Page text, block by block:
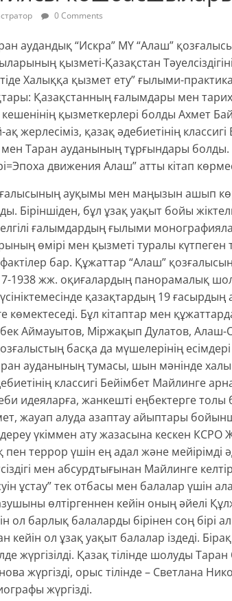
0 Comments
аудандық “Искра” МҮ “Алаш”
қызметі-Қазақстан
Халыққа қызмет ету” ғылыми-
Қазақстанның ғалымдары мен
қызметкерлері болды Ахмет
жерлесіміз, қазақ әдебиетінің
Таран ауданының тұрғындары болды.
движения Алаш” атты кітап
ауқымы мен маңызын ашып
Біріншіден, бұл ұзақ уақыт бойы
ғалымдардың ғылыми
өмірі мен қызметі туралы күтпеген
фактілер бар. Құжаттар “Алаш”
1938 жж. оқиғалардың панорамалық
қазақтардың 19
көмектеседі. Бұл кітаптар мен
Аймауытов, Міржақып Дулатов, Алаш-
басқа да мүшелерінің есімдері
ауданының тумасы, шын мәнінде
классигі Бейімбет Майлинге
идеяларға, жанкешті еңбектерге
жауап алуда азаптау айыптары
үкіммен ату жазасына кескен КСРО
террор үшін ең адал және
мен абсурдтығынан Майлинге
ұстау” тек отбасы мен балалар үшін
өлтіргеннен кейін оның әйелі
ол барлық балаларды бірінен соң бірі
ол ұзақ уақыт балалар іздеді.
жүргізілді. Қазақ тілінде шолуды
жүргізді, орыс тілінде – Светлана
жүргізді.